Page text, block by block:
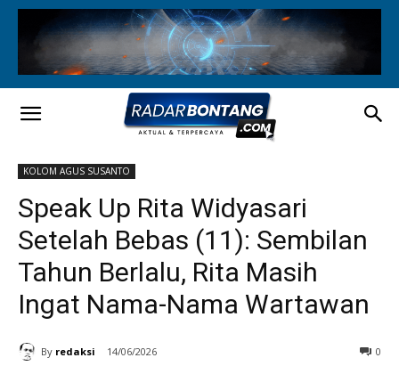
KOLOM AGUS SUSANTO
Speak Up Rita Widyasari
Setelah Bebas (11): Sembilan
Tahun Berlalu, Rita Masih
Ingat Nama-Nama Wartawan
By redaksi 14/06/2026 0